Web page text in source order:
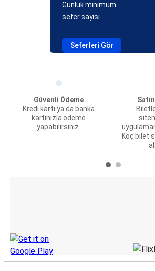
Günlük minimum
sefer sayısı
Seferleri Gör
Güvenli Ödeme
Kredi kartı ya da banka
kartınızla ödeme
yapabilirsiniz.
Koç bilet